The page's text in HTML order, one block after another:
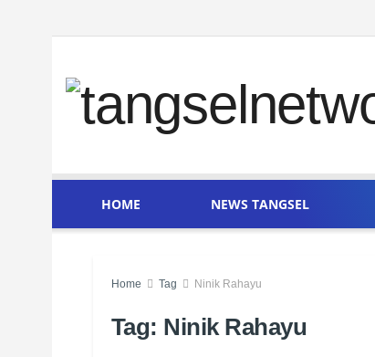
HOME NEWS TANGSEL
Home Tag Ninik Rahayu
Tag: Ninik Rahayu